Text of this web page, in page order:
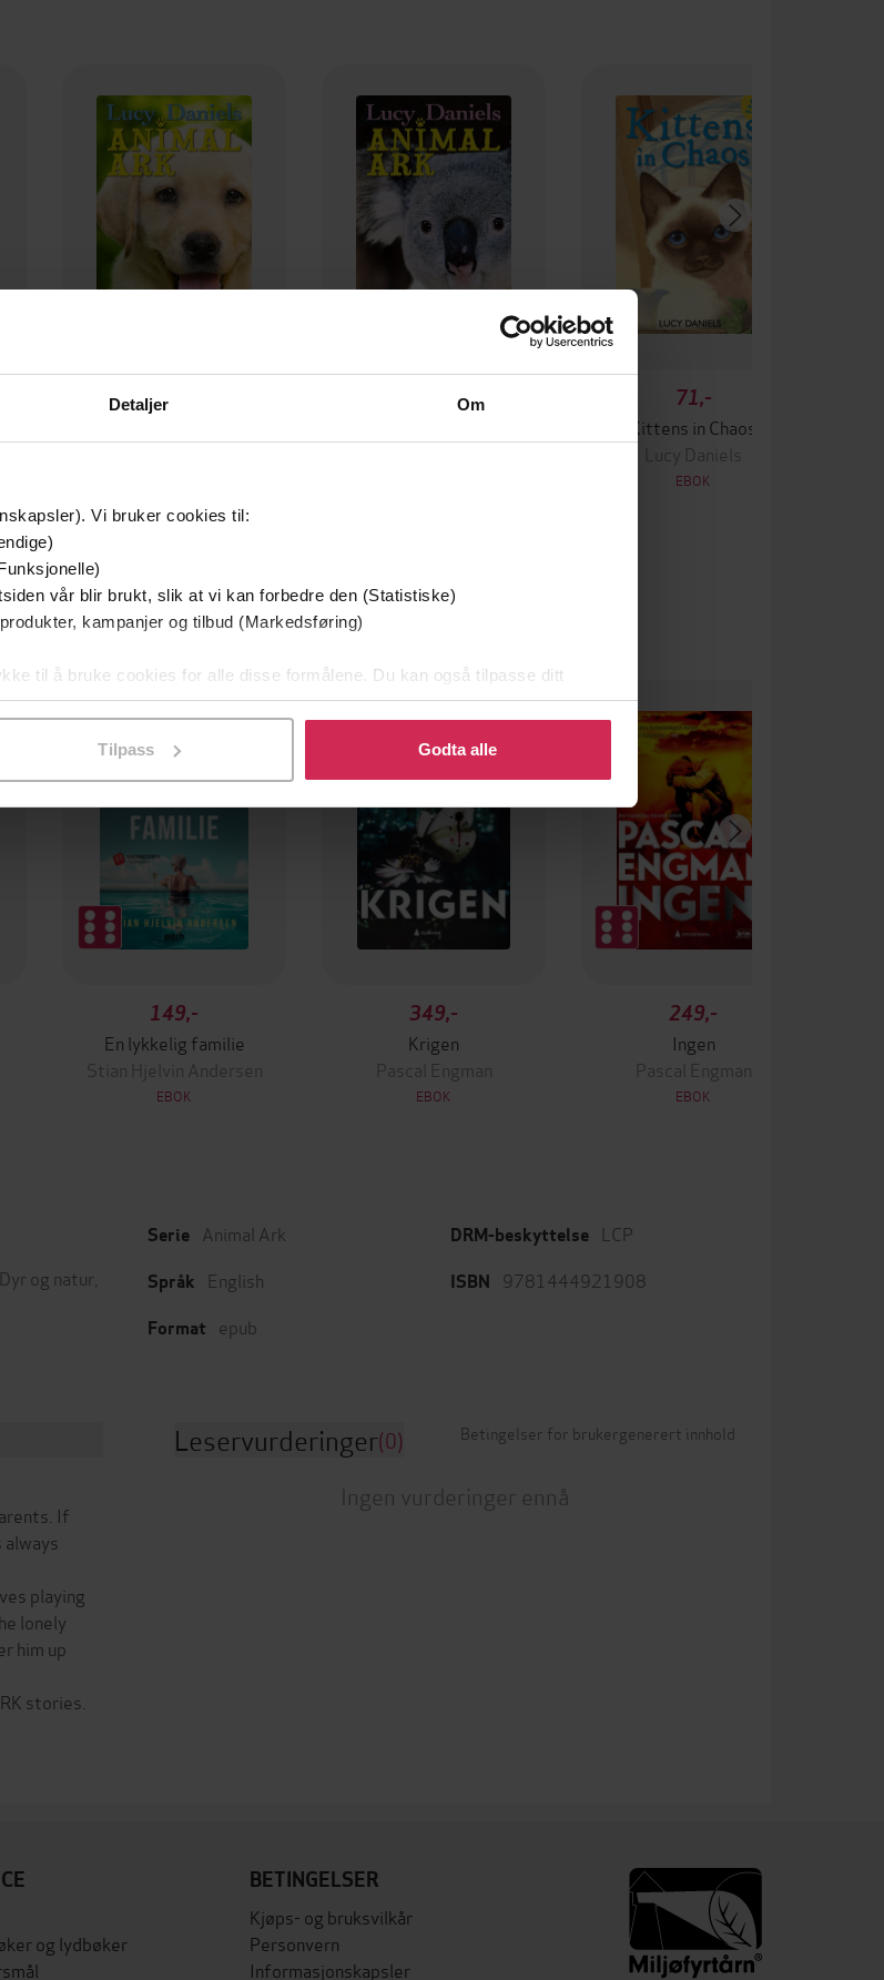
Detaljer Om
Vi bruker cookies til:
vår blir brukt, slik at vi kan forbedre den (Statistiske)
kampanjer og tilbud (Markedsføring)
til å bruke cookies for alle disse formålene. Du kan også tilpasse ditt
«Tilpass». Du kan når som helst trekke tilbake eller endre ditt samtykke.
Tilpass Godta alle
71,-
71,-
Kittens in Chaos
Lucy Daniels
EBOK
Premium
149,-
En lykkelig familie
Stian Hjelvin Andersen
EBOK
349,-
Krigen
Pascal Engman
EBOK
249,-
Ingen
Pascal Engman
EBOK
Dyr og natur
Serie Animal Ark
Språk English
Format epub
DRM-beskyttelse LCP
ISBN 9781444921908
If
playing
lonely
him up
stories.
Leservurderinger(0) Betingelser for brukergenerert innhold
Ingen vurderinger ennå
og lydbøker
BETINGELSER
Kjøps- og bruksvilkår
Personvern
Informasjonskapsler